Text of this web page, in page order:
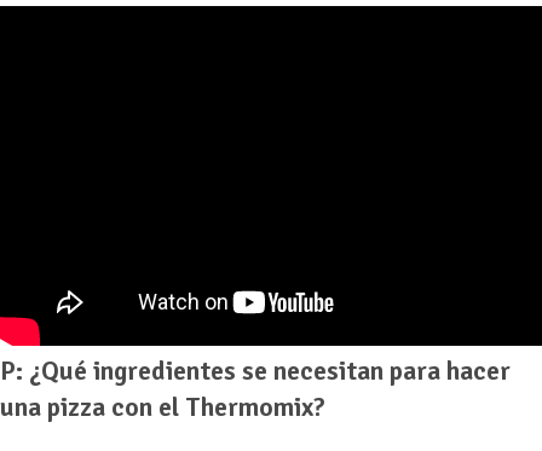
P: ¿Qué ingredientes se necesitan para hacer
una pizza con el Thermomix?